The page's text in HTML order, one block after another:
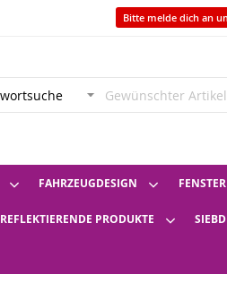
Bitte melde dich an
FAHRZEUGDESIGN
REFLEKTIERENDE PRODUKTE